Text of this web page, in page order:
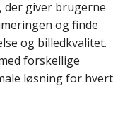
giver brugerne
og finde
og billedkvalitet.
forskellige
løsning for hvert